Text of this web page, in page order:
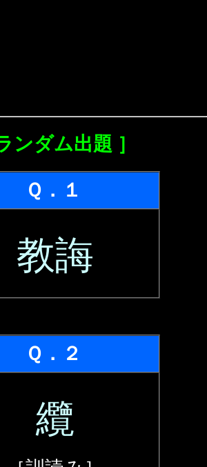
ンダム出題 ］
Ｑ．１
教誨
Ｑ．２
纜